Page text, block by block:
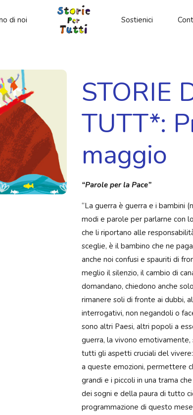
di noi Sostienici
STORIE
TUTT*:
maggio
“Parole per la Pace”
“La guerra è guerra e i bambini
modi e parole per parlarne con
che li riportano alle
sceglie, è il bambino che ne
anche noi confusi e spauriti di
meglio il silenzio, il cambio di
domandano, chiedono anche
rimanere soli di fronte ai dubbi,
interrogativi, non negandoli o
sono altri Paesi, altri popoli a
guerra, la vivono
tutti gli aspetti cruciali del vivere:
a queste emozioni, permettere
grandi e i piccoli in una trama
dei sogni e della paura di tutto
programmazione di questo